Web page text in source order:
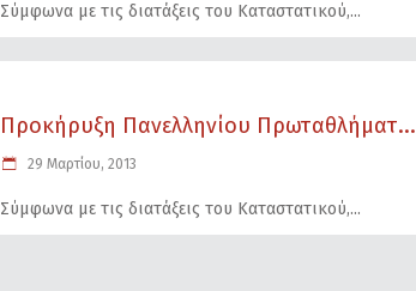
Σύμφωνα με τις διατάξεις του Καταστατικού,
Προκήρυξη Πανελληνίου Πρωταθλήματ...
29 Μαρτίου, 2013
Σύμφωνα με τις διατάξεις του Καταστατικού,